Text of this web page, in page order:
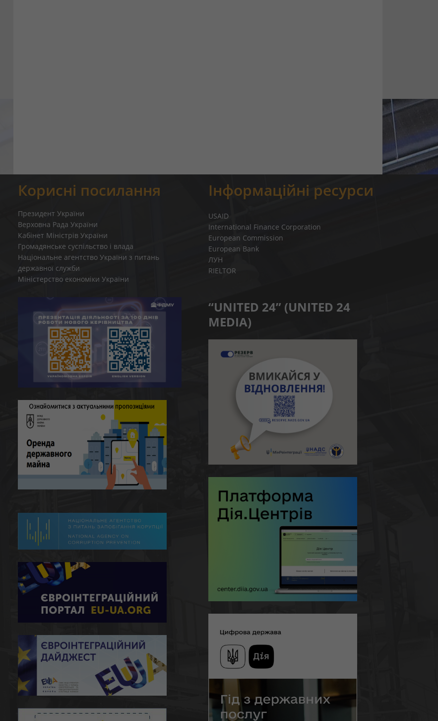
Корисні посилання
Президент України
Верховна Рада України
Кабінет Міністрів України
Громадянське суспільство і влада
Національне агентство України з питань
державної служби
Міністерство економіки України
Інформаційні ресурси
USAID
International Finance Corporation
European Commission
European Bank
ЛУН
RIELTOR
“UNITED 24” (UNITED 24
MEDIA)